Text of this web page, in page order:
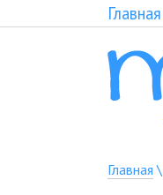
Главная
Главная \